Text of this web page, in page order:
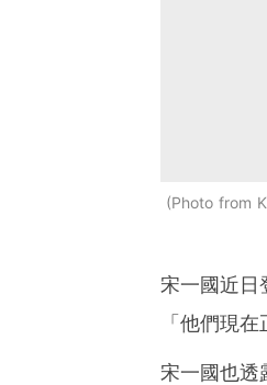
Photo from
宋一國近日
「他們現
宋一國也透